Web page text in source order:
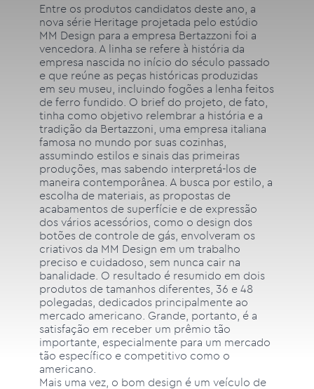
Entre os produtos candidatos deste ano, a
nova série Heritage projetada pelo estúdio
MM Design para a empresa Bertazzoni foi a
vencedora. A linha se refere à história da
empresa nascida no início do século passado
e que reúne as peças históricas produzidas
em seu museu, incluindo fogões a lenha feitos
de ferro fundido. O brief do projeto, de fato,
tinha como objetivo relembrar a história e a
tradição da Bertazzoni, uma empresa italiana
famosa no mundo por suas cozinhas,
assumindo estilos e sinais das primeiras
produções, mas sabendo interpretá-los de
maneira contemporânea. A busca por estilo, a
escolha de materiais, as propostas de
acabamentos de superfície e de expressão
dos vários acessórios, como o design dos
botões de controle de gás, envolveram os
criativos da MM Design em um trabalho
preciso e cuidadoso, sem nunca cair na
banalidade. O resultado é resumido em dois
produtos de tamanhos diferentes, 36 e 48
polegadas, dedicados principalmente ao
mercado americano. Grande, portanto, é a
satisfação em receber um prêmio tão
importante, especialmente para um mercado
tão específico e competitivo como o
americano.
Mais uma vez, o bom design é um veículo de